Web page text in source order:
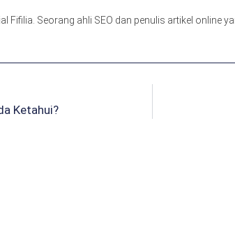
Fifilia. Seorang ahli SEO dan penulis artikel online
Ketahui?